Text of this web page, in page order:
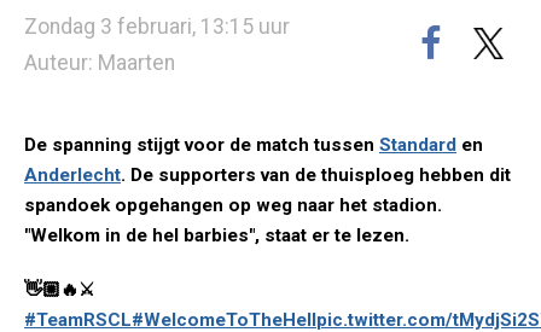
Zondag 3 februari, 13:15 uur
Auteur: Maarten
De spanning stijgt voor de match tussen Standard en
Anderlecht. De supporters van de thuisploeg hebben dit
spandoek opgehangen op weg naar het stadion.
"Welkom in de hel barbies", staat er te lezen.
👋🏼🔥⚔️
#TeamRSCL#WelcomeToTheHellpic.twitter.com/